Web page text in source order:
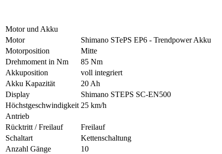
Motor und Akku
Motor
Shimano STePS EP6 - Trendpower Akku
Motorposition
Mitte
Drehmoment in Nm
85 Nm
Akkuposition
voll integriert
Akku Kapazität
20 Ah
Display
Shimano STEPS SC-EN500
Höchstgeschwindigkeit 25 km/h
Antrieb
Rücktritt / Freilauf
Freilauf
Schaltart
Kettenschaltung
Anzahl Gänge
10